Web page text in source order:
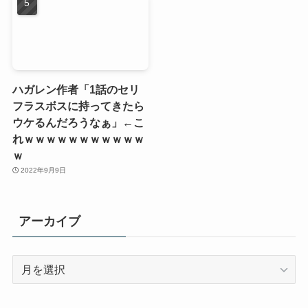
ハガレン作者「1話のセリ
フラスボスに持ってきたら
ウケるんだろうなぁ」←こ
れｗｗｗｗｗｗｗｗｗｗｗ
ｗ
2022年9月9日
アーカイブ